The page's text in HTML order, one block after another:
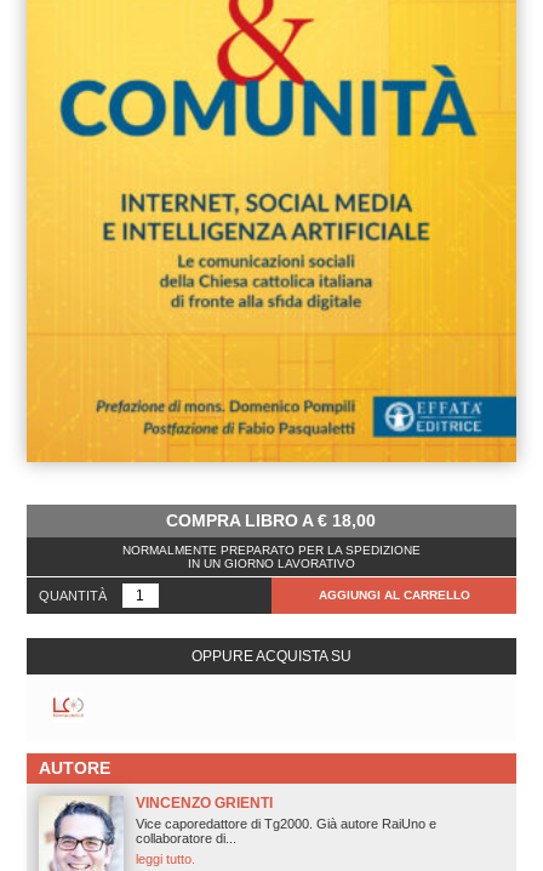
COMPRA LIBRO A€ 18,00
NORMALMENTE PREPARATO PER LA SPEDIZIONE
IN UN GIORNO LAVORATIVO
QUANTITÀ AGGIUNGI AL CARRELLO
OPPURE ACQUISTA SU
AUTORE
VINCENZO GRIENTI
Vice caporedattore di Tg2000. Già autore RaiUno e
collaboratore di...
leggi tutto.